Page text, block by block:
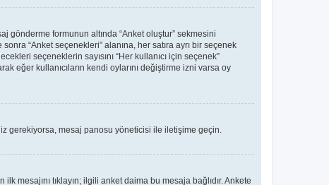
gönderme formunun altında “Anket oluştur” sekmesini
“Anket seçenekleri” alanına, her satıra ayrı bir seçenek
seçeneklerin sayısını “Her kullanıcı için seçenek”
eğer kullanıcıların kendi oylarını değiştirme izni varsa oy
gerekiyorsa, mesaj panosu yöneticisi ile iletişime geçin.
mesajını tıklayın; ilgili anket daima bu mesaja bağlıdır. Ankete